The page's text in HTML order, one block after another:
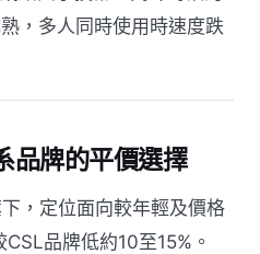
，多人同時使用時速度跌
品牌的平價選擇
，定位面向較年輕及價格
品牌低約10至15%。